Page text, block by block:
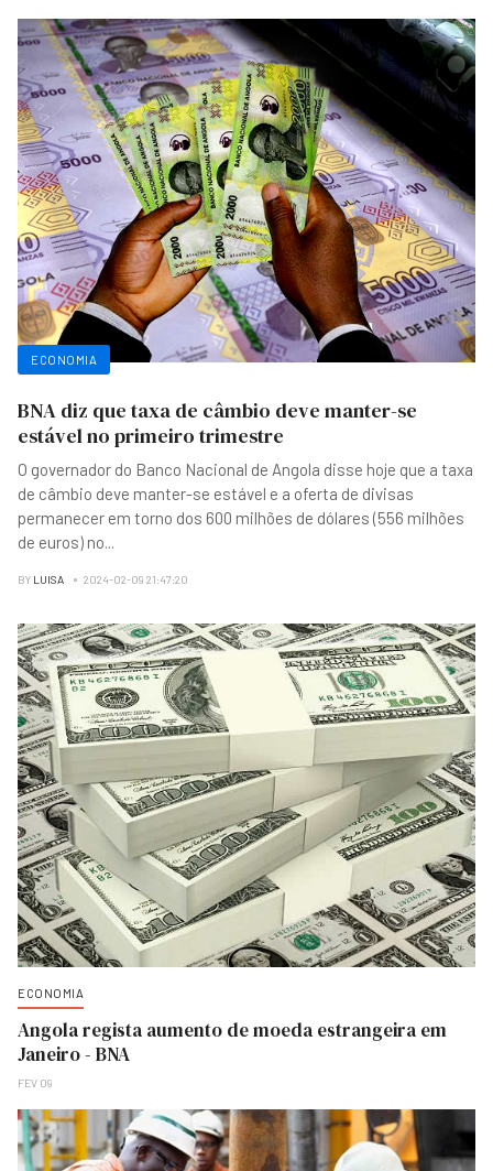
ECONOMIA
BNA diz que taxa de câmbio deve manter-se
estável no primeiro trimestre
O governador do Banco Nacional de Angola disse hoje que a taxa
de câmbio deve manter-se estável e a oferta de divisas
permanecer em torno dos 600 milhões de dólares (556 milhões
de euros) no...
BY LUISA 2024-02-09 21:47:20
ECONOMIA
Angola regista aumento de moeda estrangeira em
Janeiro - BNA
FEV 09